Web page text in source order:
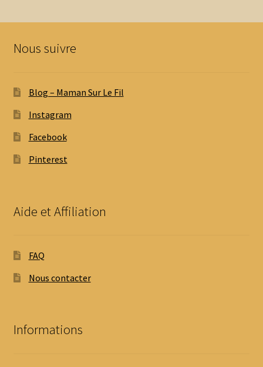
Nous suivre
Blog – Maman Sur Le Fil
Instagram
Facebook
Pinterest
Aide et Affiliation
FAQ
Nous contacter
Informations